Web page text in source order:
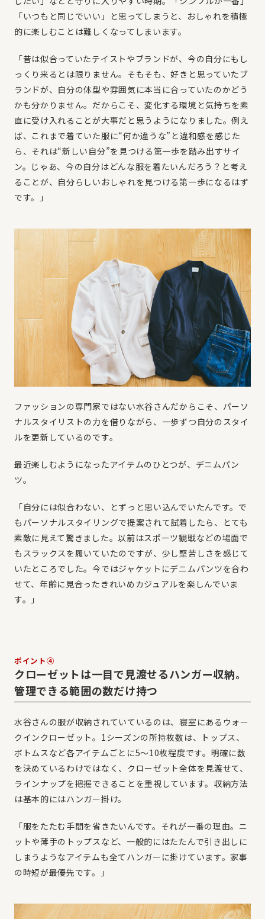
「いつもと同じでいい」と思ってしまうと、おしゃれを積極
的に楽しむことは難しくなってしまいます。
「昔は似合っていたテイストやブランドが、今の自分にもし
っくり来るとは限りません。そもそも、好きと思っていたブ
ランドが、自分の体型や雰囲気に本当に合っていたのかどう
かも分かりません。だからこそ、変化する環境と気持ちを素
直に受け入れることが大事だと思うようになりました。例え
ば、これまで着ていた服に“何か違うな”と違和感を感じた
ら、それは“新しい自分”を見つける第一歩を踏み出すサイ
ン。じゃあ、今の自分はどんな服を着たいんだろう？と考え
ることが、自分らしいおしゃれを見つける第一歩になるはず
です。」
ファッションの専門家ではない水谷さんだからこそ、パーソ
ナルスタイリストの力を借りながら、一歩ずつ自分のスタイ
ルを更新しているのです。
最近楽しむようになったアイテムのひとつが、デニムパン
ツ。
「自分には似合わない、とずっと思い込んでいたんです。で
もパーソナルスタイリングで提案されて試着したら、とても
素敵に見えて驚きました。以前はスポーツ観戦などの場面で
もスラックスを履いていたのですが、少し堅苦しさを感じて
いたところでした。今ではジャケットにデニムパンツを合わ
せて、年齢に見合ったきれいめカジュアルを楽しんでいま
す。」
ポイント④
クローゼットは一目で見渡せるハンガー収納。
管理できる範囲の数だけ持つ
水谷さんの服が収納されていているのは、寝室にあるウォー
クインクローゼット。1シーズンの所持枚数は、トップス、
ボトムスなど各アイテムごとに5〜10枚程度です。明確に数
を決めているわけではなく、クローゼット全体を見渡せて、
ラインナップを把握できることを重視しています。収納方法
は基本的にはハンガー掛け。
「服をたたむ手間を省きたいんです。それが一番の理由。ニ
ットや薄手のトップスなど、一般的にはたたんで引き出しに
しまうようなアイテムも全てハンガーに掛けています。家事
の時短が最優先です。」